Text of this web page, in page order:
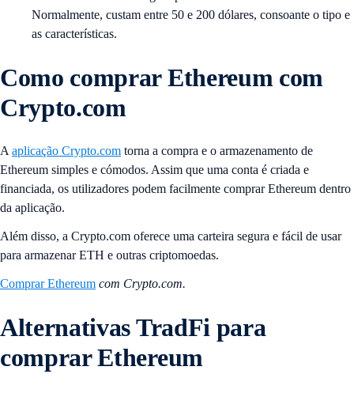
Normalmente, custam entre 50 e 200 dólares, consoante o tipo e
as características.
Como comprar Ethereum com
Crypto.com
A aplicação Crypto.com torna a compra e o armazenamento de
Ethereum simples e cómodos. Assim que uma conta é criada e
financiada, os utilizadores podem facilmente comprar Ethereum dentro
da aplicação.
Além disso, a Crypto.com oferece uma carteira segura e fácil de usar
para armazenar ETH e outras criptomoedas.
Comprar Ethereum com Crypto.com.
Alternativas TradFi para
comprar Ethereum